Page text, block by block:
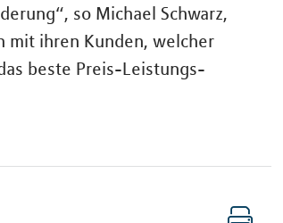
so Michael Schwarz,
mit ihren Kunden, welcher
beste Preis-Leistungs-